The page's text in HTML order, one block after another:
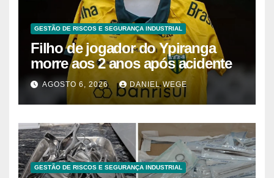
GESTÃO DE RISCOS E SEGURANÇA INDUSTRIAL
Filho de jogador do Ypiranga
morre aos 2 anos após acidente
AGOSTO 6, 2026 DANIEL WEGE
GESTÃO DE RISCOS E SEGURANÇA INDUSTRIAL